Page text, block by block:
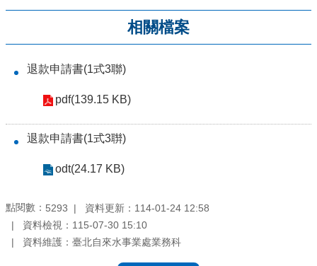
相關檔案
退款申請書(1式3聯)
pdf(139.15 KB)
退款申請書(1式3聨)
odt(24.17 KB)
點閱數： 5293 資料更新： 114-01-24 12:58
資料檢視： 115-07-30 15:10
資料維護： 臺北自來水事業處業務科